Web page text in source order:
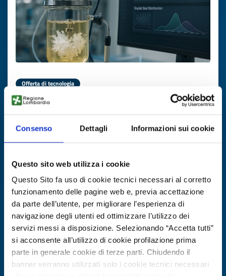
Consenso Dettagli Informazioni sui cookie
Questo sito web utilizza i cookie
Questo Sito fa uso di cookie tecnici necessari al corretto
funzionamento delle pagine web e, previa accettazione
da parte dell’utente, per migliorare l’esperienza di
navigazione degli utenti ed ottimizzare l’utilizzo dei
servizi messi a disposizione. Selezionando “Accetta tutti”
si acconsente all’utilizzo di cookie profilazione prima
parte in generale cookie di terze parti. Chiudendo il
banner verranno utilizzati solo i cookie tecnici necessari
Offerta di tecnologia
Cristallizzazione API con AI
ID EEN: TOIE20250821014
Scade il20 febbraio 2027